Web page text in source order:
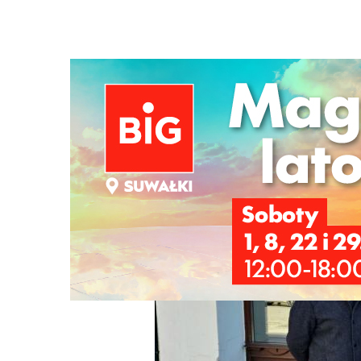
Ścieżka
nawigacyjna
Strona główna Z życia miasta / "Jeżeli
Z ŻYCIA MIASTA 15/03/2025 / 27 Komentarzy
"Jeżeli USA zostanie wypchnięte z